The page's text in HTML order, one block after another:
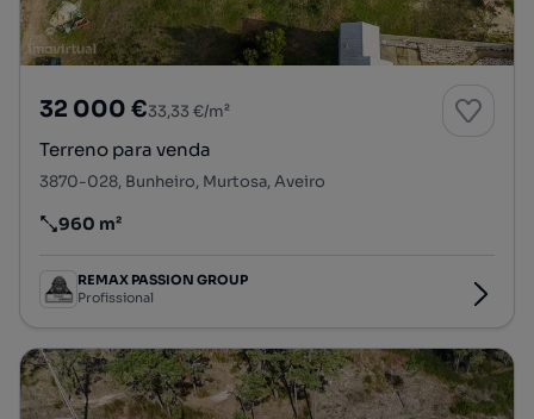
32 000 €33,33 €/m²
Terreno para venda
3870-028, Bunheiro, Murtosa, Aveiro
Preço por metro quadrado
960 m²
REMAX PASSION GROUP
Profissional